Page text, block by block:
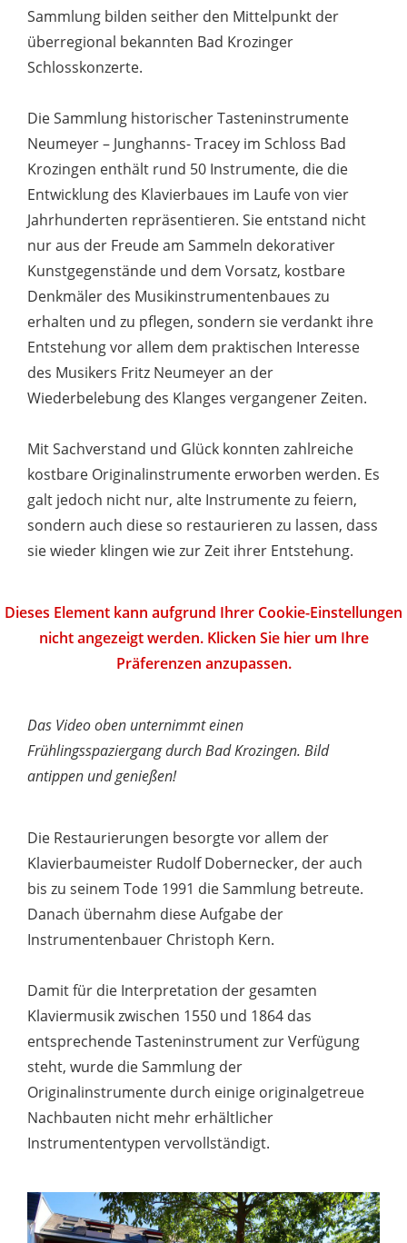
Sammlung bilden seither den Mittelpunkt der
überregional bekannten Bad Krozinger
Schlosskonzerte.
Die Sammlung historischer Tasteninstrumente
Neumeyer – Junghanns- Tracey im Schloss Bad
Krozingen enthält rund 50 Instrumente, die die
Entwicklung des Klavierbaues im Laufe von vier
Jahrhunderten repräsentieren. Sie entstand nicht
nur aus der Freude am Sammeln dekorativer
Kunstgegenstände und dem Vorsatz, kostbare
Denkmäler des Musikinstrumentenbaues zu
erhalten und zu pflegen, sondern sie verdankt ihre
Entstehung vor allem dem praktischen Interesse
des Musikers Fritz Neumeyer an der
Wiederbelebung des Klanges vergangener Zeiten.
Mit Sachverstand und Glück konnten zahlreiche
kostbare Originalinstrumente erworben werden. Es
galt jedoch nicht nur, alte Instrumente zu feiern,
sondern auch diese so restaurieren zu lassen, dass
sie wieder klingen wie zur Zeit ihrer Entstehung.
Dieses Element kann aufgrund Ihrer Cookie-Einstellungen
nicht angezeigt werden. Klicken Sie hier um Ihre
Präferenzen anzupassen.
Das Video oben unternimmt einen
Frühlingsspaziergang durch Bad Krozingen. Bild
antippen und genießen!
Die Restaurierungen besorgte vor allem der
Klavierbaumeister Rudolf Dobernecker, der auch
bis zu seinem Tode 1991 die Sammlung betreute.
Danach übernahm diese Aufgabe der
Instrumentenbauer Christoph Kern.
Damit für die Interpretation der gesamten
Klaviermusik zwischen 1550 und 1864 das
entsprechende Tasteninstrument zur Verfügung
steht, wurde die Sammlung der
Originalinstrumente durch einige originalgetreue
Nachbauten nicht mehr erhältlicher
Instrumententypen vervollständigt.